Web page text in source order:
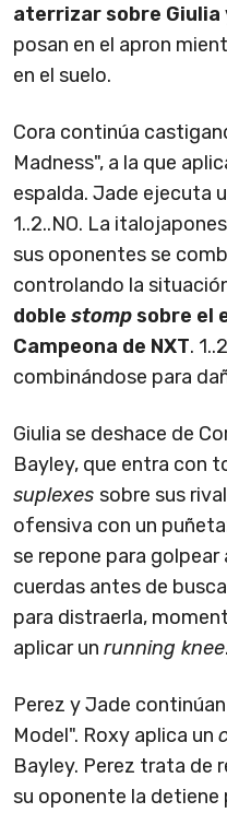
aterrizar sobre Giulia
posan en el apron
en el suelo.
Cora continúa
Madness", a la que
espalda. Jade ejecuta
1..2..NO. La
sus oponentes se
controlando la
doble stompsobre el
Campeona de NXT.
combinándose para
Giulia se deshace de
Bayley, que entra con
suplexes sobre sus
ofensiva con un
se repone para golpear
cuerdas antes de
para distraerla,
aplicar un running knee.
Perez y Jade
Model". Roxy aplica un
Bayley. Perez trata de
su oponente la detiene